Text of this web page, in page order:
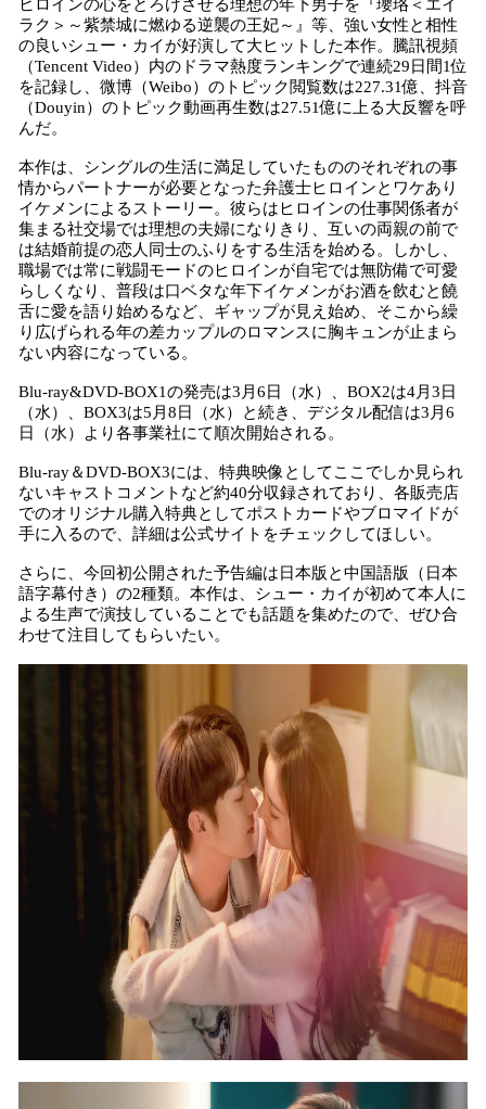
ヒロインの心をとろけさせる理想の年下男子を『瓔珞＜エイ
ラク＞～紫禁城に燃ゆる逆襲の王妃～』等、強い女性と相性
の良いシュー・カイが好演して大ヒットした本作。騰訊視頻
（Tencent Video）内のドラマ熱度ランキングで連続29日間1位
を記録し、微博（Weibo）のトピック閲覧数は227.31億、抖音
（Douyin）のトピック動画再生数は27.51億に上る大反響を呼
んだ。
本作は、シングルの生活に満足していたもののそれぞれの事
情からパートナーが必要となった弁護士ヒロインとワケあり
イケメンによるストーリー。彼らはヒロインの仕事関係者が
集まる社交場では理想の夫婦になりきり、互いの両親の前で
は結婚前提の恋人同士のふりをする生活を始める。しかし、
職場では常に戦闘モードのヒロインが自宅では無防備で可愛
らしくなり、普段は口ベタな年下イケメンがお酒を飲むと饒
舌に愛を語り始めるなど、ギャップが見え始め、そこから繰
り広げられる年の差カップルのロマンスに胸キュンが止まら
ない内容になっている。
Blu-ray&DVD-BOX1の発売は3月6日（水）、BOX2は4月3日
（水）、BOX3は5月8日（水）と続き、デジタル配信は3月6
日（水）より各事業社にて順次開始される。
Blu-ray＆DVD-BOX3には、特典映像としてここでしか見られ
ないキャストコメントなど約40分収録されており、各販売店
でのオリジナル購入特典としてポストカードやブロマイドが
手に入るので、詳細は公式サイトをチェックしてほしい。
さらに、今回初公開された予告編は日本版と中国語版（日本
語字幕付き）の2種類。本作は、シュー・カイが初めて本人に
よる生声で演技していることでも話題を集めたので、ぜひ合
わせて注目してもらいたい。